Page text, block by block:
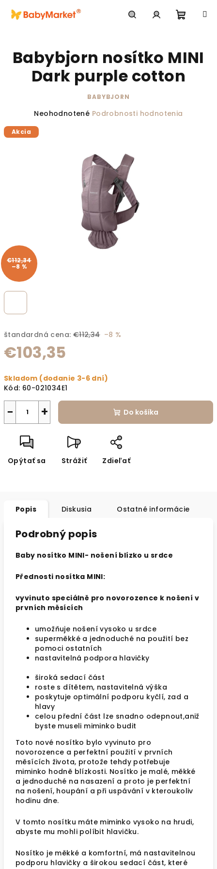
štandardná cena: €112,34 –8 %
€103,35
Skladom (dodanie 3-6 dní)
Kód: 60-021034E1
+
− Do košíka
Opýtať sa Strážiť Zdieľať
Babybjorn nosítko MINI
Dark purple cotton
BABYBJORN
Priemerné hodnotenie produktu je 0,0 z 5
Neohodnotené Podrobnosti hodnotenia
Akcia
€112,34
–8 %
Popis Diskusia Ostatné informácie
Podrobný popis
Baby nosítko MINI- nošení blízko u srdce
Přednosti nosítka MINI:
vyvinuto speciálně pro novorozence k nošení v
prvních měsících
umožňuje nošení vysoko u srdce
superměkké a jednoduché na použití bez
pomoci ostatních
nastavitelná podpora hlavičky
široká sedací část
roste s dítětem, nastavitelná výška
poskytuje optimální podporu kyčlí, zad a
hlavy
celou přední část lze snadno odepnout,aniž
byste museli miminko budit
Toto nové nosítko bylo vyvinuto pro
novorozence a perfektní použití v prvních
měsících života, protože tehdy potřebuje
miminko hodně blízkosti. Nosítko je malé, měkké
a jednoduché na nasazení a proto je perfektní
na nošení, houpání a při uspávání v kteroukoliv
hodinu dne.
V tomto nosítku máte miminko vysoko na hrudi,
abyste mu mohli políbit hlavičku.
Nosítko je měkké a komfortní, má nastavitelnou
podporu hlavičky a širokou sedací část, které